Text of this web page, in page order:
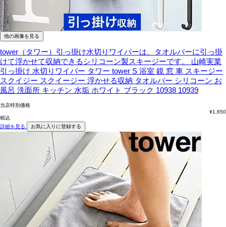
他の画像を見る
tower（タワー）引っ掛け水切りワイパーは、タオルバーに引っ掛
けて浮かせて収納できるシリコーン製スキージーです。
山崎実業
引っ掛け 水切りワイパー タワー tower S 浴室 鏡 窓 車 スキージー
スクイジー スクイージー 浮かせる収納 タオルバー シリコーン お
風呂 洗面所 キッチン 水垢 ホワイト ブラック 10938 10939
当店特別価格
¥1,650
税込
詳細を見る
お気に入りに登録する